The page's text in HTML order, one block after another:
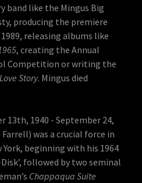
like the Mingus Big
producing the premiere
releasing albums like
, creating the Annual
Competition or writing the
Story. Mingus died
13th, 1940 - September 24,
was a crucial force in
York, beginning with his 1964
followed by two seminal
Chappaqua Suite